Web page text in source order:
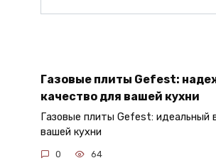
Газовые плиты Gefest:
качество для вашей кухни
Газовые плиты Gefest: идеальный
вашей кухни
0 64